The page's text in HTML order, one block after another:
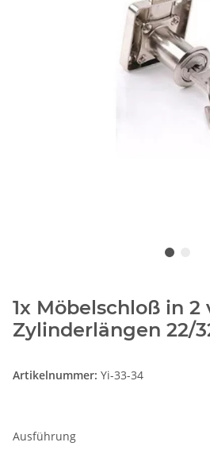
1x Möbelschloß in 2
Zylinderlängen 22/
Artikelnummer: Yi-33-34
Ausführung